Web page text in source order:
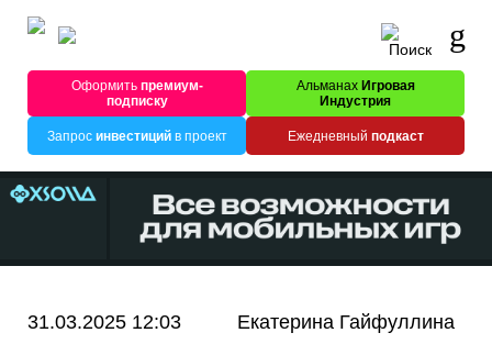
Оформитьпремиум-
подписку
Альманах Игровая
Индустрия
Запрос инвестицийв проект Ежедневный подкаст
31.03.2025 12:03 Екатерина Гайфуллина